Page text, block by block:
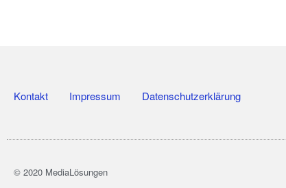
Kontakt Impressum Datenschutzerklärung
© 2020 MediaLösungen